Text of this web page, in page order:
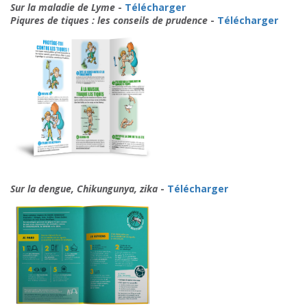
Sur la maladie de Lyme - Télécharger
Piqures de tiques : les conseils de prudence - Télécharger
Sur la dengue, Chikungunya, zika - Télécharger